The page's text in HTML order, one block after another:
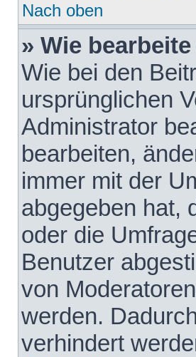
Nach oben
» Wie
Wie bei den
ursprünglichen
Administrator
bearbeiten,
immer mit der
abgegeben hat,
oder die
Benutzer
von
werden.
verhindert